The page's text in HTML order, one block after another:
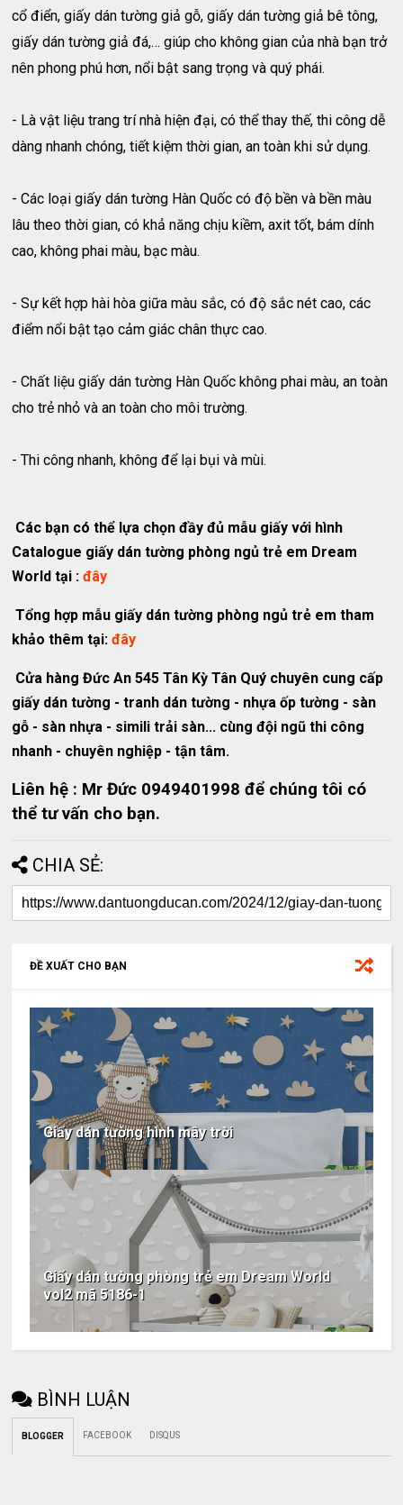
cổ điển, giấy dán tường giả gỗ, giấy dán tường giả bê tông,
giấy dán tường giả đá,… giúp cho không gian của nhà bạn trở
nên phong phú hơn, nổi bật sang trọng và quý phái.
- Là vật liệu trang trí nhà hiện đại, có thể thay thế, thi công dễ
dàng nhanh chóng, tiết kiệm thời gian, an toàn khi sử dụng.
- Các loại giấy dán tường Hàn Quốc có độ bền và bền màu
lâu theo thời gian, có khả năng chịu kiềm, axit tốt, bám dính
cao, không phai màu, bạc màu.
- Sự kết hợp hài hòa giữa màu sắc, có độ sắc nét cao, các
điểm nổi bật tạo cảm giác chân thực cao.
- Chất liệu giấy dán tường Hàn Quốc không phai màu, an toàn
cho trẻ nhỏ và an toàn cho môi trường.
- Thi công nhanh, không để lại bụi và mùi.
Các bạn có thể lựa chọnđầy đủ mẫu giấy với hình
Catalogue giấy dán tường phòng ngủ trẻ em Dream
World tại : đây
Tổng hợp mẫu giấy dán tường phòng ngủ trẻ em tham
khảo thêm tại:đây
Cửa hàng Đức An 545 Tân Kỳ Tân Quý chuyên cung cấp
giấy dán tường - tranh dán tường - nhựa ốp tường - sàn
gỗ - sàn nhựa - simili trải sàn... cùng đội ngũ thi công
nhanh - chuyên nghiệp - tận tâm.
Liên hệ : Mr Đức 0949401998 để chúng tôi có
thể tư vấn cho bạn.
CHIA SẺ:
ĐỀ XUẤT CHO BẠN
Giấy dán tường hình mây trời
Giấy dán tường phòng trẻ em Dream World
vol2 mã 5186-1
BÌNH LUẬN
BLOGGER FACEBOOK DISQUS